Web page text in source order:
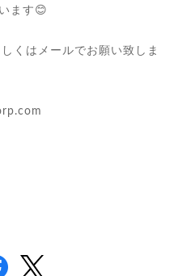
ます😊
くはメールでお願い致しま